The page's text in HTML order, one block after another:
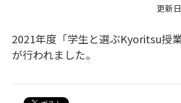
更新
2021年度「学生と選ぶKyoritsu
が行われました。